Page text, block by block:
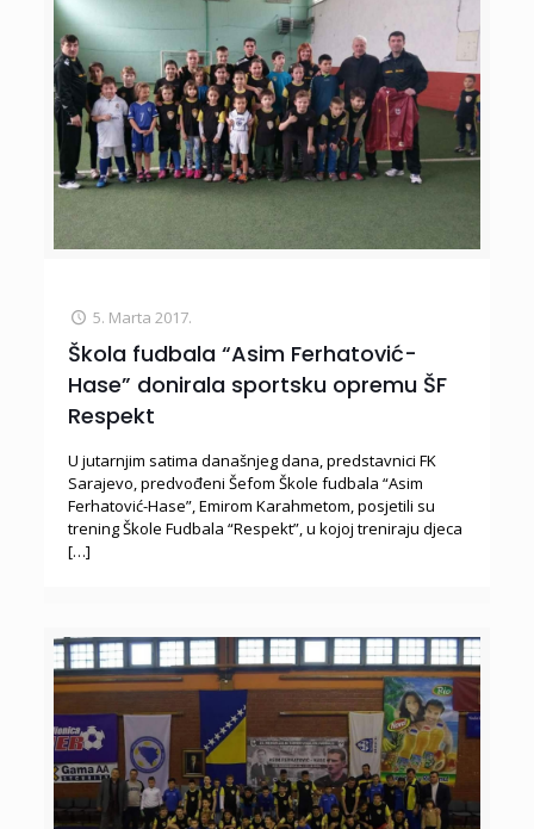
5. Marta 2017.
Škola fudbala “Asim Ferhatović-
Hase” donirala sportsku opremu ŠF
Respekt
U jutarnjim satima današnjeg dana, predstavnici FK
Sarajevo, predvođeni Šefom Škole fudbala “Asim
Ferhatović-Hase”, Emirom Karahmetom, posjetili su
trening Škole Fudbala “Respekt”, u kojoj treniraju djeca
[…]